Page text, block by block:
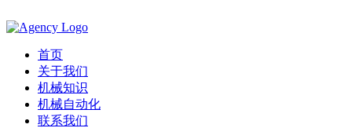
首页
关于我们
机械知识
机械自动化
联系我们